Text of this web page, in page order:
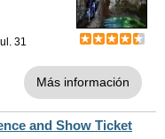
31
Más información
and Show Ticket